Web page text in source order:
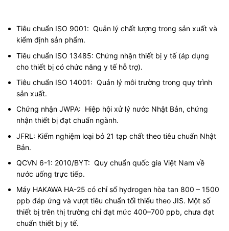
Tiêu chuẩn ISO 9001: Quản lý chất lượng trong sản xuất và
kiểm định sản phẩm.
Tiêu chuẩn ISO 13485: Chứng nhận thiết bị y tế (áp dụng
cho thiết bị có chức năng y tế hỗ trợ).
Tiêu chuẩn ISO 14001: Quản lý môi trường trong quy trình
sản xuất.
Chứng nhận JWPA: Hiệp hội xử lý nước Nhật Bản, chứng
nhận thiết bị đạt chuẩn ngành.
JFRL: Kiểm nghiệm loại bỏ 21 tạp chất theo tiêu chuẩn Nhật
Bản.
QCVN 6-1: 2010/BYT: Quy chuẩn quốc gia Việt Nam về
nước uống trực tiếp.
Máy HAKAWA HA-25 có chỉ số hydrogen hòa tan 800 – 1500
ppb đáp ứng và vượt tiêu chuẩn tối thiểu theo JIS. Một số
thiết bị trên thị trường chỉ đạt mức 400–700 ppb, chưa đạt
chuẩn thiết bị y tế.